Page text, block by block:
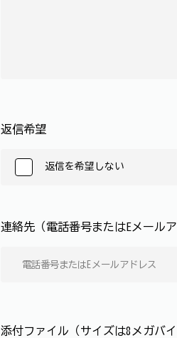
返信希望
返信を希望しない
連絡先（電話番号またはEメール
添付ファイル（サイズは8メガバイ